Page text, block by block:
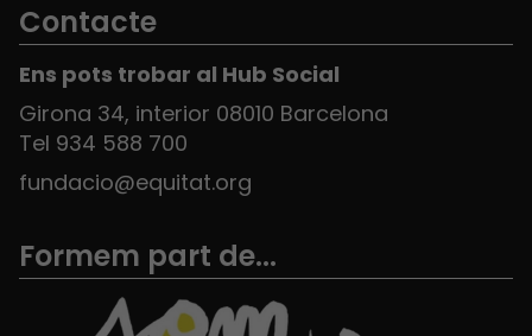
Contacte
Ens pots trobar al Hub Social
Girona 34, interior 08010 Barcelona
Tel 934 588 700
fundacio@equitat.org
Formem part de...